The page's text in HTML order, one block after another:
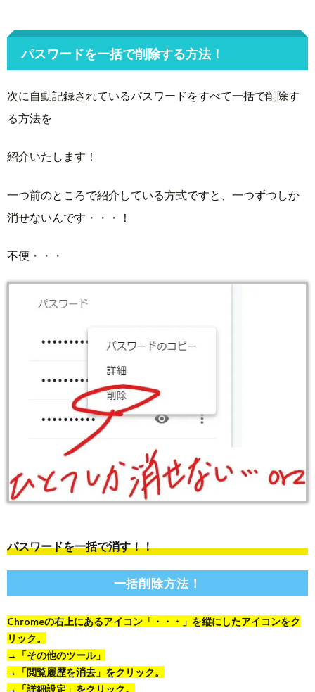
パスワードを一括で削除する方法！
次に自動記録されているパスワードをすべて一括で削除す
る方法を
紹介いたします！
一つ前のところで紹介している方式ですと、一つずつしか
消せないんです・・・！
不便・・・
パスワードを一括で消す！！
一括削除方法！
Chromeの右上にあるアイコン「・・・」を縦にしたアイコンをク
リック。
→「その他のツール」
→「閲覧履歴を消去」をクリック。
→「詳細設定」をクリック。